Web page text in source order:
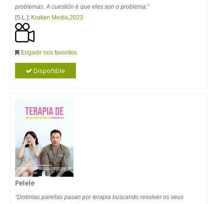
problemas. A cuestión é que eles son o problema."
[S.L.]: Kraken Media,2023
Engadir nos favoritos
Dispoñible
Pelele
"Distintas parellas pasan por terapia buscando resolver os seus